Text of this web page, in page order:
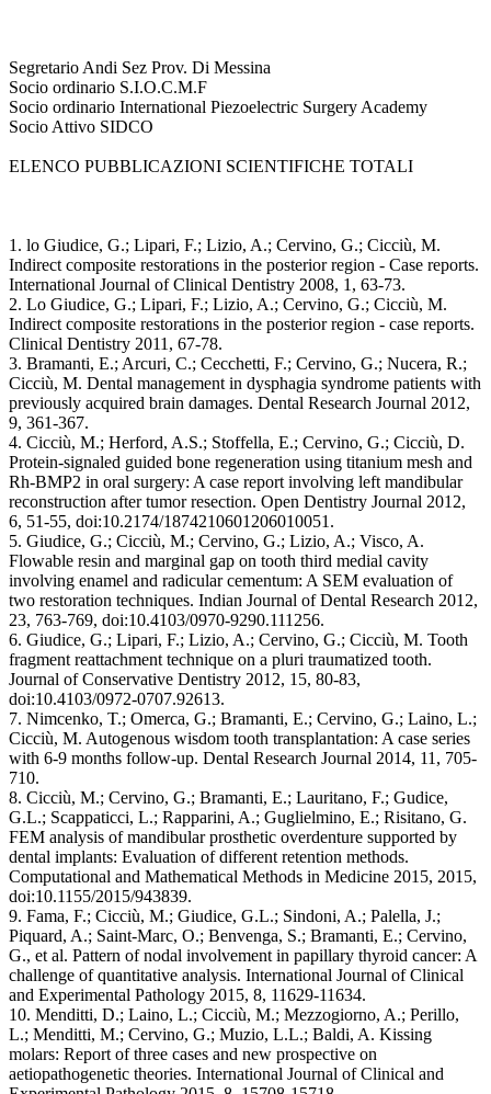
Segretario Andi Sez Prov. Di Messina
Socio ordinario S.I.O.C.M.F
Socio ordinario International Piezoelectric Surgery Academy
Socio Attivo SIDCO
ELENCO PUBBLICAZIONI SCIENTIFICHE TOTALI
1. lo Giudice, G.; Lipari, F.; Lizio, A.; Cervino, G.; Cicciù, M.
Indirect composite restorations in the posterior region - Case reports.
International Journal of Clinical Dentistry 2008, 1, 63-73.
2. Lo Giudice, G.; Lipari, F.; Lizio, A.; Cervino, G.; Cicciù, M.
Indirect composite restorations in the posterior region - case reports.
Clinical Dentistry 2011, 67-78.
3. Bramanti, E.; Arcuri, C.; Cecchetti, F.; Cervino, G.; Nucera, R.;
Cicciù, M. Dental management in dysphagia syndrome patients with
previously acquired brain damages. Dental Research Journal 2012,
9, 361-367.
4. Cicciù, M.; Herford, A.S.; Stoffella, E.; Cervino, G.; Cicciù, D.
Protein-signaled guided bone regeneration using titanium mesh and
Rh-BMP2 in oral surgery: A case report involving left mandibular
reconstruction after tumor resection. Open Dentistry Journal 2012,
6, 51-55, doi:10.2174/1874210601206010051.
5. Giudice, G.; Cicciù, M.; Cervino, G.; Lizio, A.; Visco, A.
Flowable resin and marginal gap on tooth third medial cavity
involving enamel and radicular cementum: A SEM evaluation of
two restoration techniques. Indian Journal of Dental Research 2012,
23, 763-769, doi:10.4103/0970-9290.111256.
6. Giudice, G.; Lipari, F.; Lizio, A.; Cervino, G.; Cicciù, M. Tooth
fragment reattachment technique on a pluri traumatized tooth.
Journal of Conservative Dentistry 2012, 15, 80-83,
doi:10.4103/0972-0707.92613.
7. Nimcenko, T.; Omerca, G.; Bramanti, E.; Cervino, G.; Laino, L.;
Cicciù, M. Autogenous wisdom tooth transplantation: A case series
with 6-9 months follow-up. Dental Research Journal 2014, 11, 705-
710.
8. Cicciù, M.; Cervino, G.; Bramanti, E.; Lauritano, F.; Gudice,
G.L.; Scappaticci, L.; Rapparini, A.; Guglielmino, E.; Risitano, G.
FEM analysis of mandibular prosthetic overdenture supported by
dental implants: Evaluation of different retention methods.
Computational and Mathematical Methods in Medicine 2015, 2015,
doi:10.1155/2015/943839.
9. Fama, F.; Cicciù, M.; Giudice, G.L.; Sindoni, A.; Palella, J.;
Piquard, A.; Saint-Marc, O.; Benvenga, S.; Bramanti, E.; Cervino,
G., et al. Pattern of nodal involvement in papillary thyroid cancer: A
challenge of quantitative analysis. International Journal of Clinical
and Experimental Pathology 2015, 8, 11629-11634.
10. Menditti, D.; Laino, L.; Cicciù, M.; Mezzogiorno, A.; Perillo,
L.; Menditti, M.; Cervino, G.; Muzio, L.L.; Baldi, A. Kissing
molars: Report of three cases and new prospective on
aetiopathogenetic theories. International Journal of Clinical and